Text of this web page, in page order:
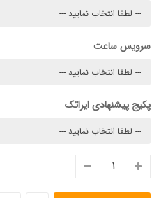
سرویس ساعت
پکیج پیشنهادی ایراتک